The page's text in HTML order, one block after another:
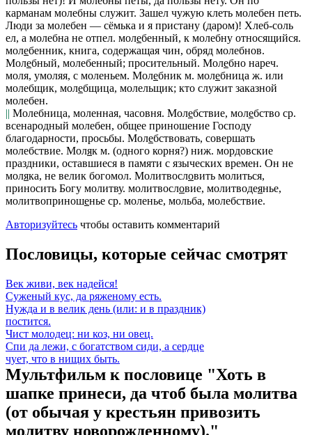
карманам молебны служит. Зашел чужую клеть молебен петь.
Люди за молебен — сёмька и я пристану (даром)! Хлеб-соль
ел, а молебна не отпел. молебенный, к молебну относящийся.
молебенник, книга, содержащая чин, обряд молебнов.
Молебный, молебенный; просительный. Молебно нареч.
моля, умоляя, с моленьем. Молебник м. молебница ж. или
молебщик, молебщица, молельщик; кто служит заказной
молебен.
|| Молебница, моленная, часовня. Молебствие, молебство ср.
всенародный молебен, общее приношение Господу
благодарности, просьбы. Молебствовать, совершать
молебствие. Моляк м. (одного корня?) ниж. мордовские
праздники, оставшиеся в памяти с языческих времен. Он не
моляка, не велик богомол. Молитвословить молиться,
приносить Богу молитву. молитвословие, молитводеянье,
молитвоприношенье ср. моленье, мольба, молебствие.
Авторизуйтесь чтобы оставить комментарий
Пословицы, которые сейчас смотрят
Век живи, век надейся!
Суженый кус, да ряженому есть.
Нужда и в велик день (или: и в праздник)
постится.
Чист молодец: ни коз, ни овец.
Спи да лежи, с богатством сиди, а сердце
чует, что в нищих быть.
Мультфильм к пословице "Хоть в
шапке принеси, да чтоб была молитва
(от обычая у крестьян привозить
молитву новорожденному)."